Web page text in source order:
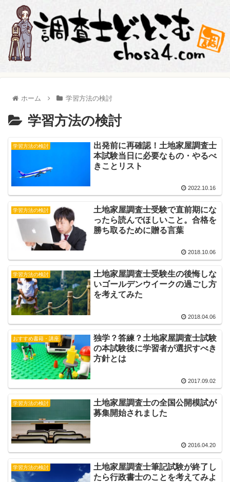
ホーム 学習方法の検討
学習方法の検討
学習方法の検討
出発前に再確認！土地家屋調査士
本試験当日に必要なもの・やるべ
きことリスト
2022.10.16
学習方法の検討
土地家屋調査士受験で直前期にな
ったら読んでほしいこと。合格を
勝ち取るために贈る言葉
2018.10.06
学習方法の検討
土地家屋調査士受験生の後悔しな
いゴールデンウイークの過ごし方
を考えてみた
2018.04.06
おすすめ書籍・講座
独学？答練？土地家屋調査士試験
の本試験後に学習者が選択すべき
方針とは
2017.09.02
学習方法の検討
土地家屋調査士の全国公開模試が
募集開始されました
2016.04.20
学習方法の検討
土地家屋調査士筆記試験が終了し
たら行政書士のことを考えてみよ